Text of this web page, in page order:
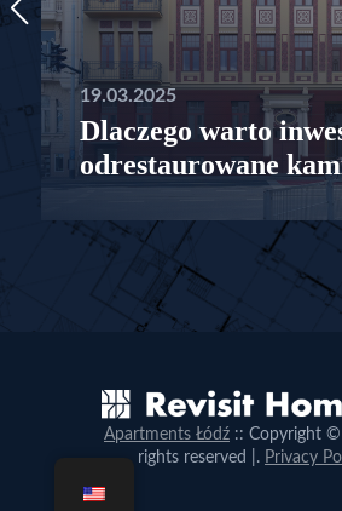
19.03.2025
Dlaczego warto
odrestaurowane
Apartments Łódź :: Copyright ©
rights reserved |. Privacy